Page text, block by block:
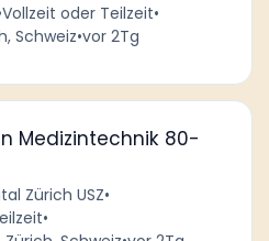
Vollzeit oder Teilzeit•
Schweiz•vor 2Tg
Medizintechnik 80-
Zürich USZ•
•